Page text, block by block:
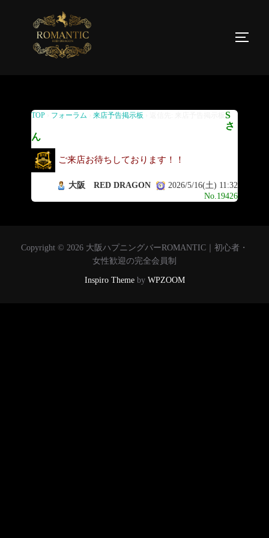
返信先: 来店予告掲示板
TOP フォーラム 来店予告掲示板 返信先: 来店予告掲示板S
さ
ん
ご来店お待ちしております！！
大阪 RED DRAGON
2026/5/16(土) 11:32
No.19426
Copyright © 2026 大阪ハプニングバーROMANTIC｜初心者・
女性歓迎の完全会員制
Inspiro Themeby WPZOOM